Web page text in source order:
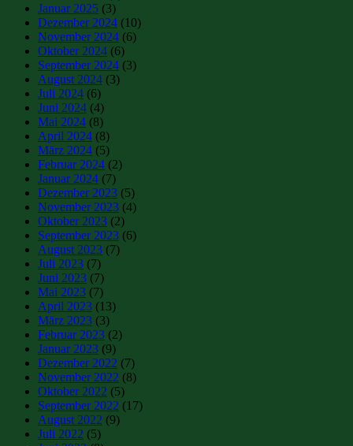
Januar 2025 (3)
Dezember 2024 (10)
November 2024 (6)
Oktober 2024 (6)
September 2024 (3)
August 2024 (3)
Juli 2024 (6)
Juni 2024 (4)
Mai 2024 (8)
April 2024 (8)
März 2024 (5)
Februar 2024 (2)
Januar 2024 (7)
Dezember 2023 (5)
November 2023 (4)
Oktober 2023 (2)
September 2023 (6)
August 2023 (7)
Juli 2023 (7)
Juni 2023 (7)
Mai 2023 (7)
April 2023 (13)
März 2023 (3)
Februar 2023 (2)
Januar 2023 (9)
Dezember 2022 (7)
November 2022 (8)
Oktober 2022 (5)
September 2022 (17)
August 2022 (9)
Juli 2022 (5)